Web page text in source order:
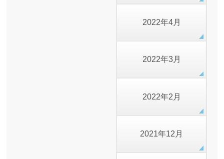
2022年4月
2022年3月
2022年2月
2021年12月